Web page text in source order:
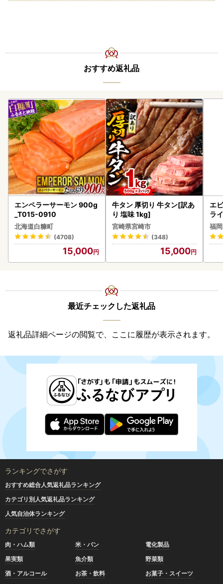
おすすめ返礼品
エンペラーサーモン 900g
_T015-0910
北海道白糠町
(4708)
15,000
牛タン 厚切り 牛タン[訳あ
り 塩味 1kg]
宮崎県宮崎市
(348)
15,000
エ
ライ
福
最近チェックした返礼品
返礼品詳細ページの閲覧で、ここに履歴が表示されます。
ランキングでさがす
おすすめ総合人気返礼品ランキング
カテゴリ別人気返礼品ランキング
人気自治体ランキング
カテゴリでさがす
肉・ハム類 米・パン
電化製品
果実類
魚介類
野菜類
酒・アルコール
お茶・飲料
お菓子・スイーツ